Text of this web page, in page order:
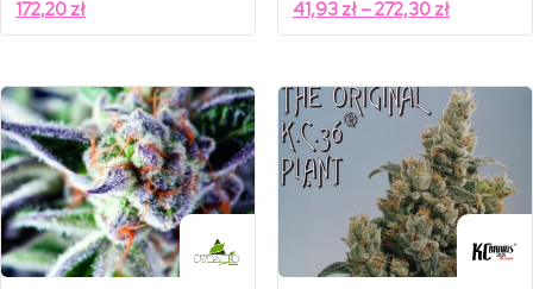
172,20 zł
od
59,90 zł
41,93 zł –272,30 złZakres
cen:
do
272,30 zł